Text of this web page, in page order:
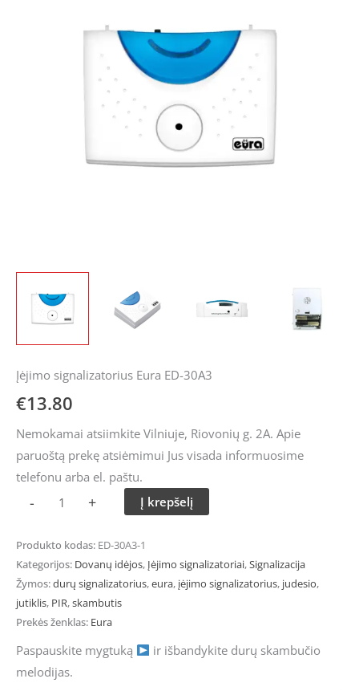
Įėjimo signalizatorius Eura ED-30A3
€13.80
Nemokamai atsiimkite Vilniuje, Riovonių g. 2A. Apie
paruoštą prekę atsiėmimui Jus visada informuosime
telefonu arba el. paštu.
- + Į krepšelį
Produkto kodas: ED-30A3-1
Kategorijos: Dovanų idėjos, Įėjimo signalizatoriai,Signalizacija
Žymos:durų signalizatorius,eura, įėjimo signalizatorius, judesio,
jutiklis, PIR,skambutis
Prekės ženklas: Eura
Paspauskite mygtuką
ir išbandykite durų skambučio
melodijas.